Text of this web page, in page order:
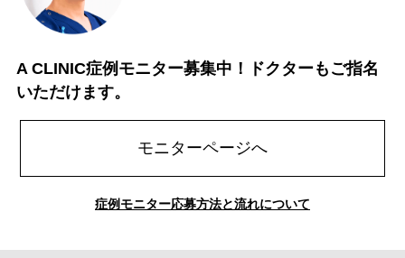
A CLINIC症例モニター募集中！ドクターもご指名
いただけます。
モニターページへ
症例モニター応募方法と流れについて